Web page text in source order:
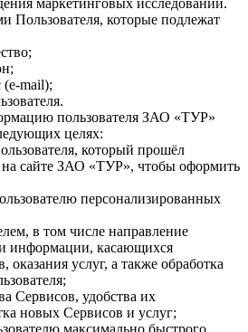
маркетинговых исследований.
Пользователя, которые подлежат
(e-mail);
пользователя ЗАО «ТУР»
целях:
который прошёл
на сайте ЗАО «ТУР», чтобы оформить
персонализированных
в том числе направление
информации, касающихся
оказания услуг, а также обработка
Сервисов, удобства их
новых Сервисов и услуг;
максимально быстрого